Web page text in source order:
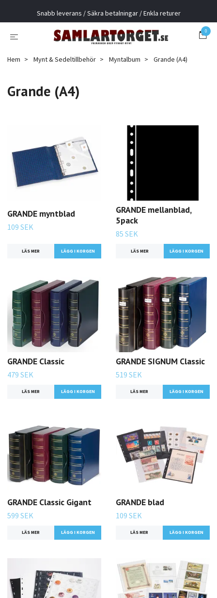
Snabb leverans / Säkra betalningar / Enkla returer
0
Hem Mynt & Sedeltillbehör Myntalbum Grande (A4)
Grande (A4)
GRANDE myntblad
109 SEK
LÄS MER LÄGG I KORGEN
GRANDE mellanblad,
5pack
85 SEK
LÄS MER
GRANDE Classic
479 SEK
LÄS MER LÄGG I KORGEN
GRANDE SIGNUM Classic
519 SEK
LÄS MER LÄGG I KORGEN
GRANDE Classic Gigant
599 SEK
LÄS MER LÄGG I KORGEN
GRANDE blad
109 SEK
LÄS MER LÄGG I KORGEN